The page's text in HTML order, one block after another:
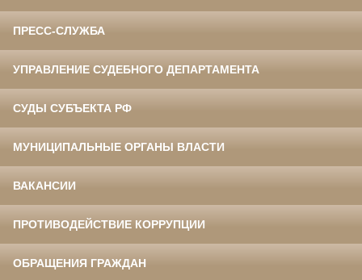
ПРЕСС-СЛУЖБА
УПРАВЛЕНИЕ СУДЕБНОГО ДЕПАРТАМЕНТА
СУДЫ СУБЪЕКТА РФ
МУНИЦИПАЛЬНЫЕ ОРГАНЫ ВЛАСТИ
ВАКАНСИИ
ПРОТИВОДЕЙСТВИЕ КОРРУПЦИИ
ОБРАЩЕНИЯ ГРАЖДАН